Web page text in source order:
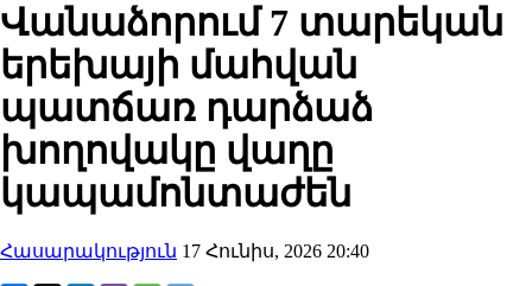
Վանաձորում 7 տարեկան
երեխայի մահվան
պատճառ դարձաձ
խողովակը վաղը
կապամոնտաժեն
Հասարակություն 17 Հունիս, 2026 20:40